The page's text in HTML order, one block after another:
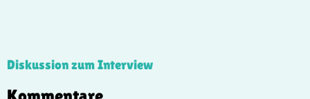
Diskussion zum Interview